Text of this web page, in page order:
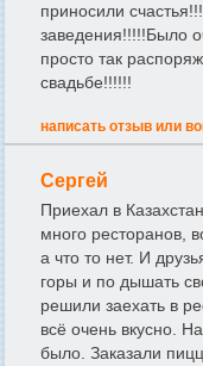
приносили
заведения!!!!!Было
просто так
свадьбе!!!!!!
написать отзыв или
Сергей
Приехал в
много ресторанов,
а что то нет. И
горы и по дышать
решили заехать в
всё очень вкусно.
было. Заказали